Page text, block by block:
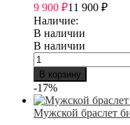
9 900 ₽11 900 ₽
Наличие:
В наличии
В наличии
В корзину
-17%
Мужской браслет